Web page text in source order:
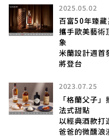
2025.05.02
百富50年臻
攜手歐美藝
象
米蘭設計週首
將登台
2023.07.25
「格蘭父子
法式甜點
以經典酒款打
爸爸的微醺浪